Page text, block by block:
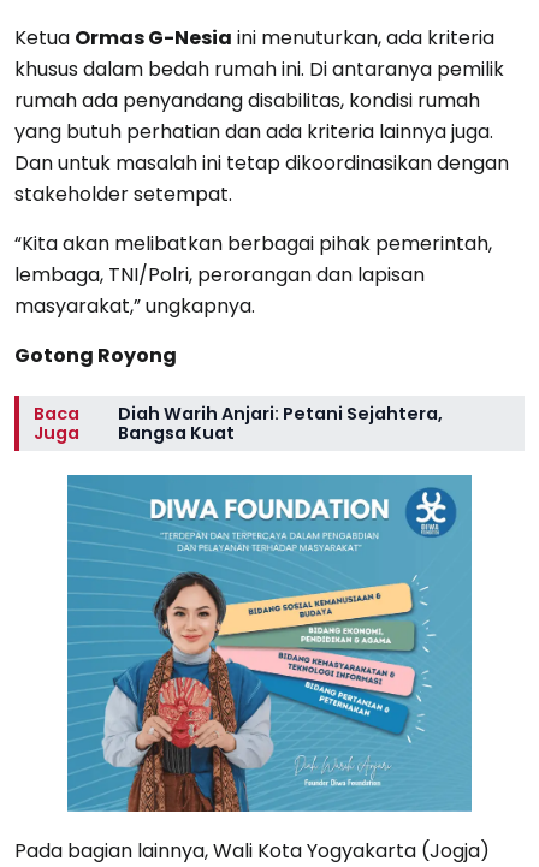
Ketua Ormas G-Nesia ini menuturkan, ada kriteria
khusus dalam bedah rumah ini. Di antaranya pemilik
rumah ada penyandang disabilitas, kondisi rumah
yang butuh perhatian dan ada kriteria lainnya juga.
Dan untuk masalah ini tetap dikoordinasikan dengan
stakeholder setempat.
“Kita akan melibatkan berbagai pihak pemerintah,
lembaga, TNI/Polri, perorangan dan lapisan
masyarakat,” ungkapnya.
Gotong Royong
Baca
Juga
Diah Warih Anjari: Petani Sejahtera,
Bangsa Kuat
Pada bagian lainnya, Wali Kota Yogyakarta (Jogja)